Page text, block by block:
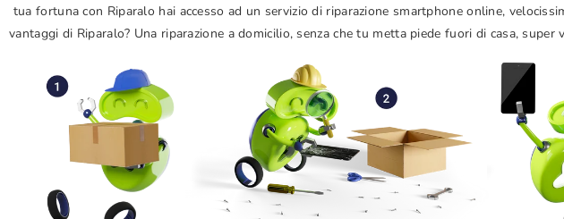
tua fortuna con Riparalo hai accesso ad un servizio di riparazione smartphone online,
vantaggi di Riparalo? Una riparazione a domicilio, senza che tu metta piede fuori di casa, super